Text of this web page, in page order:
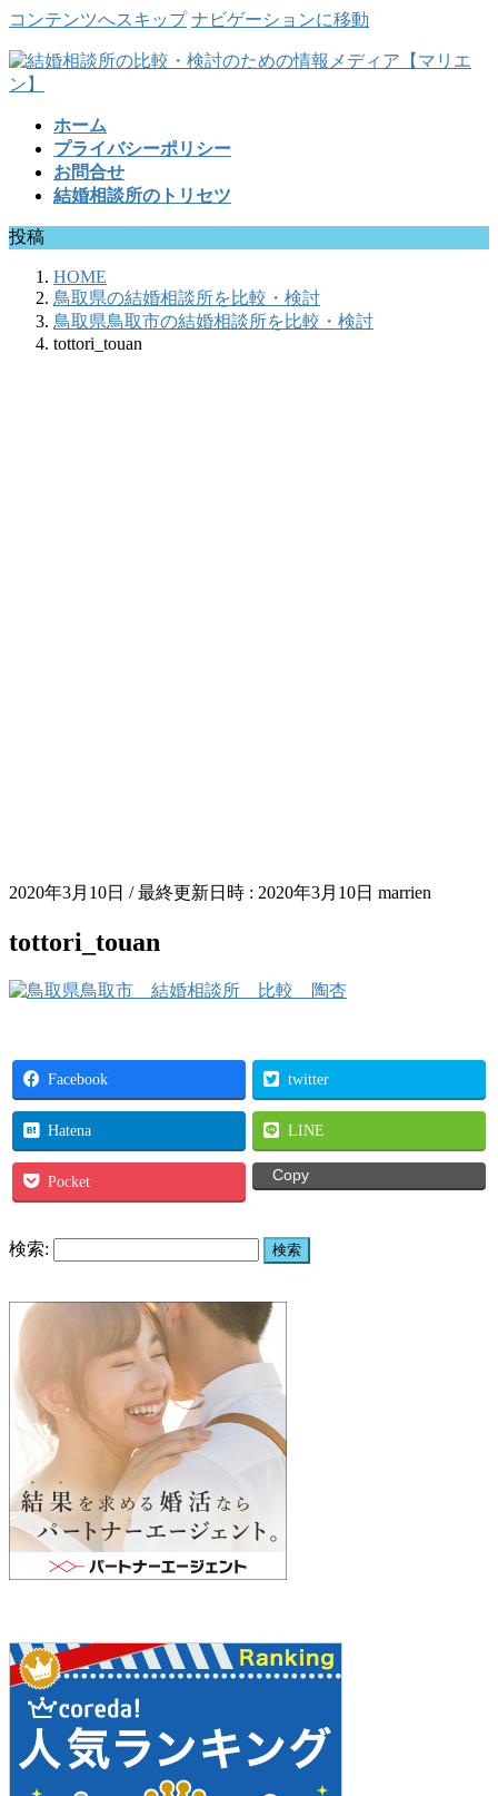
コンテンツへスキップ ナビゲーションに移動
ホーム
プライバシーポリシー
お問合せ
結婚相談所のトリセツ
投稿
HOME
鳥取県の結婚相談所を比較・検討
鳥取県鳥取市の結婚相談所を比較・検討
tottori_touan
2020年3月10日 / 最終更新日時 : 2020年3月10日 marrien
tottori_touan
Facebook twitter
Hatena LINE
Pocket Copy
検索: